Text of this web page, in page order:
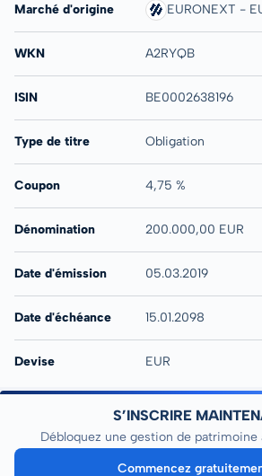
Marché d'origine EURONEXT -
WKN A2RYQB
ISIN BE0002638196
Type de titre Obligation
Coupon 4,75 %
Dénomination 200.000,00 EUR
Date d'émission 05.03.2019
Date d'échéance 15.01.2098
Devise EUR
S’INSCRIRE
Débloquez une gestion de patrimoine
Commencez